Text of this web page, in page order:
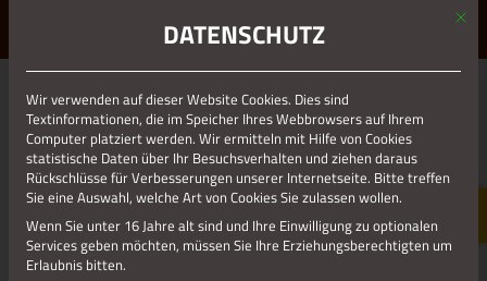
ERLEBE STOLBERG.ERLEBE DICH.
01.01.1970
EUROPANOSTRA 4
Mit
DATENSCHUTZ
Wir verwenden auf dieser Website Cookies. Dies sind
Textinformationen, die im Speicher Ihres Webbrowsers auf Ihrem
Computer platziert werden. Wir ermitteln mit Hilfe von Cookies
statistische Daten über Ihr Besuchsverhalten und ziehen daraus
Rückschlüsse für Verbesserungen unserer Internetseite. Bitte treffen
Sie eine Auswahl, welche Art von Cookies Sie zulassen wollen.
Wenn Sie unter 16 Jahre alt sind und Ihre Einwilligung zu optionalen
Services geben möchten, müssen Sie Ihre Erziehungsberechtigten um
Erlaubnis bitten.